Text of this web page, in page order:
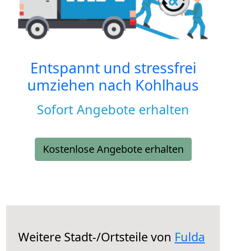
Entspannt und stressfrei
umziehen nach Kohlhaus
Sofort Angebote erhalten
Kostenlose Angebote erhalten
Weitere Stadt-/Ortsteile von Fulda